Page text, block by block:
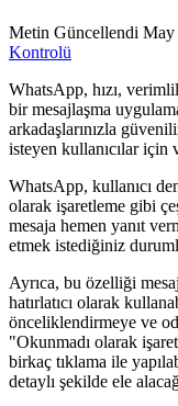
Metin Güncellendi May
Kontrolü
WhatsApp, hızı,
bir mesajlaşma
arkadaşlarınızla
isteyen kullanıcılar
WhatsApp, kullanıcı
olarak işaretleme gibi
mesaja hemen yanıt
etmek istediğiniz
Ayrıca, bu özelliği
hatırlatıcı olarak
önceliklendirmeye ve
"Okunmadı olarak
birkaç tıklama ile
detaylı şekilde ele